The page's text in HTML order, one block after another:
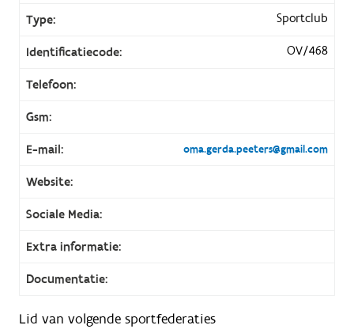
Type: Sportclub
Identificatiecode: OV/468
Telefoon:
Gsm:
E-mail: oma.gerda.peeters@gmail.com
Website:
Sociale Media:
Extra informatie:
Documentatie:
Lid van volgende sportfederaties